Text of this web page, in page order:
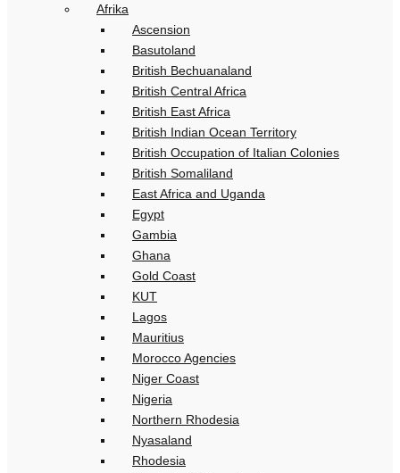
Afrika
Ascension
Basutoland
British Bechuanaland
British Central Africa
British East Africa
British Indian Ocean Territory
British Occupation of Italian Colonies
British Somaliland
East Africa and Uganda
Egypt
Gambia
Ghana
Gold Coast
KUT
Lagos
Mauritius
Morocco Agencies
Niger Coast
Nigeria
Northern Rhodesia
Nyasaland
Rhodesia